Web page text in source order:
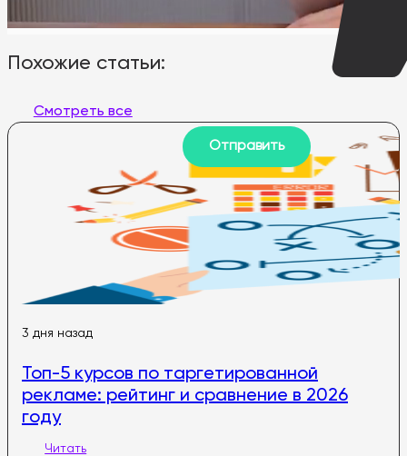
Похожие статьи:
Смотреть все
3 дня назад
Топ-5 курсов по таргетированной
рекламе: рейтинг и сравнение в 2026
году
Читать